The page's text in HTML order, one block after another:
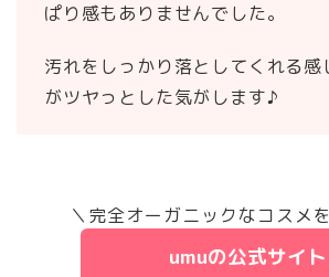
ぱり感もありませんでした。
汚れをしっかり落としてくれる感
がツヤっとした気がします♪
＼完全オーガニックなコスメ
umuの公式サイト